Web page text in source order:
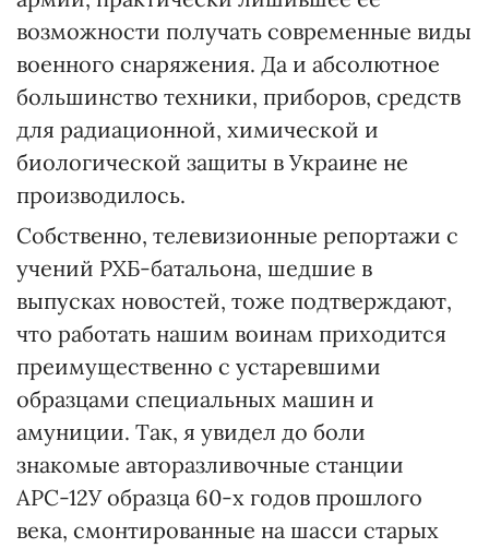
возможности получать современные виды
военного снаряжения. Да и абсолютное
большинство техники, приборов, средств
для радиационной, химической и
биологической защиты в Украине не
производилось.
Собственно, телевизионные репортажи с
учений РХБ-батальона, шедшие в
выпусках новостей, тоже подтверждают,
что работать нашим воинам приходится
преимущественно с устаревшими
образцами специальных машин и
амуниции. Так, я увидел до боли
знакомые авторазливочные станции
АРС-12У образца 60-х годов прошлого
века, смонтированные на шасси старых